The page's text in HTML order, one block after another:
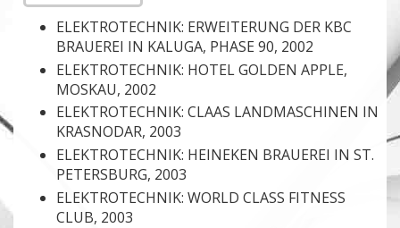
ELEKTROTECHNIK: ERWEITERUNG DER KBC
BRAUEREI IN KALUGA, PHASE 90, 2002
ELEKTROTECHNIK: HOTEL GOLDEN APPLE,
MOSKAU, 2002
ELEKTROTECHNIK: CLAAS LANDMASCHINEN IN
KRASNODAR, 2003
ELEKTROTECHNIK: HEINEKEN BRAUEREI IN ST.
PETERSBURG, 2003
ELEKTROTECHNIK: WORLD CLASS FITNESS
CLUB, 2003